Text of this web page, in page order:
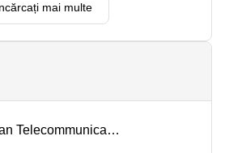
mai multe
AS29256 Syrian Telecommunication Private Closed Joint Stock Company